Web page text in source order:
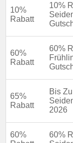
10%
Rabatt
10%
60%
Rabatt
60%
65%
Rabatt
Bis
2026
60%
60%